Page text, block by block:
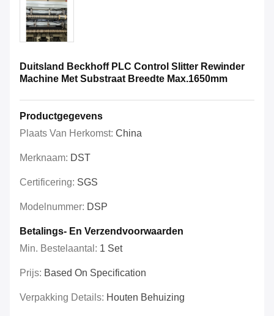
Duitsland Beckhoff PLC Control Slitter Rewinder
Machine Met Substraat Breedte Max.1650mm
Productgegevens
Plaats Van Herkomst: China
Merknaam: DST
Certificering: SGS
Modelnummer: DSP
Betalings- En Verzendvoorwaarden
Min. Bestelaantal: 1 Set
Prijs: Based On Specification
Verpakking Details: Houten Behuizing